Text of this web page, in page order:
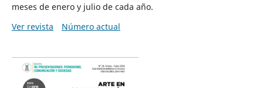
meses de enero y julio de cada año.
Ver revista
Número actual